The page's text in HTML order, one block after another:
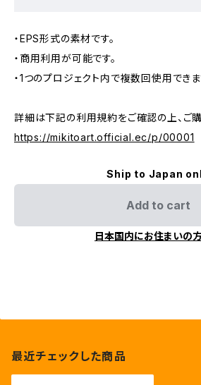
・EPS形式の素材です。
・商用利用が可能です。
・1つのプロジェクト内で複数回使用できま
詳細は下記の利用規約をご確認の上、ご購
https://mikitoart.official.ec/p/00001
Ship to Japan
Add to cart
日本国内にお住まいの
最近チェックした商品